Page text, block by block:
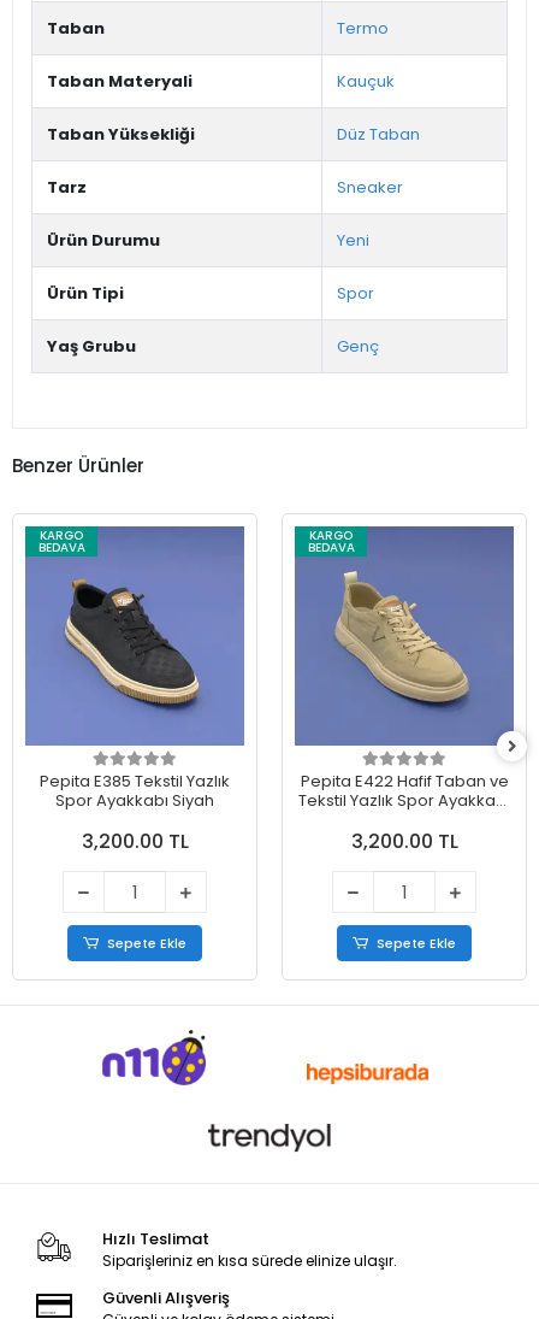
Taban Termo
Taban Materyali Kauçuk
Taban Yüksekliği Düz Taban
Tarz Sneaker
Ürün Durumu Yeni
Ürün Tipi Spor
Yaş Grubu Genç
Benzer Ürünler
KARGO
BEDAVA
Pepita E385 Tekstil Yazlık
Spor Ayakkabı Siyah
3,200.00 TL
Sepete Ekle
KARGO
BEDAVA
Pepita E422 Hafif Taban ve
Tekstil Yazlık Spor Ayakkabı
3,200.00 TL
Sepete Ekle
Hızlı Teslimat
Siparişleriniz en kısa sürede elinize ulaşır.
Güvenli Alışveriş